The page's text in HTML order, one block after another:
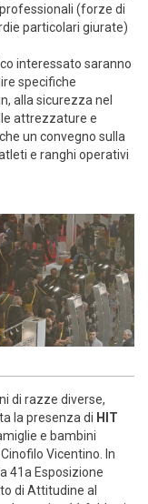
(forze di
particolari giurate)
interessato saranno
specifiche
alla sicurezza nel
attrezzature e
un convegno sulla
e ranghi operativi
di razze diverse,
la presenza di HIT
e bambini
Vicentino. In
41a Esposizione
di Attitudine al